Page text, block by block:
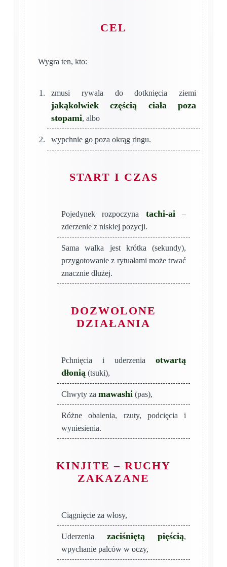
CEL
Wygra ten, kto:
zmusi rywala do dotknięcia ziemi
jakąkolwiek częścią ciała poza
stopami, albo
wypchnie go poza okrąg ringu.
START I CZAS
Pojedynek rozpoczyna tachi-ai –
zderzenie z niskiej pozycji.
Sama walka jest krótka (sekundy),
przygotowanie z rytuałami może trwać
znacznie dłużej.
DOZWOLONE
DZIAŁANIA
Pchnięcia i uderzeniaotwartą
dłonią (tsuki),
Chwyty za mawashi (pas),
Różne obalenia, rzuty, podcięcia i
wyniesienia.
KINJITE – RUCHY
ZAKAZANE
Ciągnięcie za włosy,
Uderzenia zaciśniętą pięścią,
wpychanie palców w oczy,